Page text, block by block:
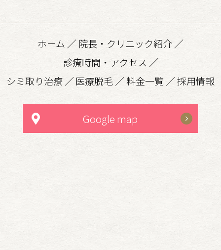
ホーム ／ 院長・クリニック紹介 ／
診療時間・アクセス ／
シミ取り治療 ／医療脱毛 ／料金一覧 ／採用情報
Google map